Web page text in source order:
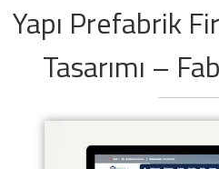
Yapı Prefabrik
Tasarımı –
Beni Hatırla
Giriş
Henüz